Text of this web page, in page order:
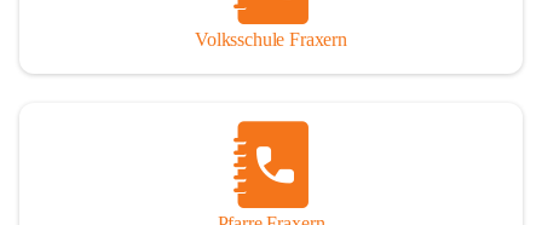
Volksschule Fraxern